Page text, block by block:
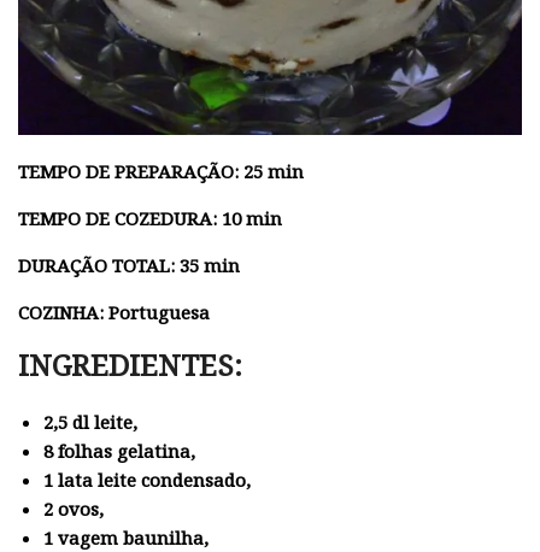
TEMPO DE PREPARAÇÃO: 25 min
TEMPO DE COZEDURA: 10 min
DURAÇÃO TOTAL: 35 min
COZINHA: Portuguesa
INGREDIENTES:
2,5 dl leite,
8 folhas gelatina,
1 lata leite condensado,
2 ovos,
1 vagem baunilha,